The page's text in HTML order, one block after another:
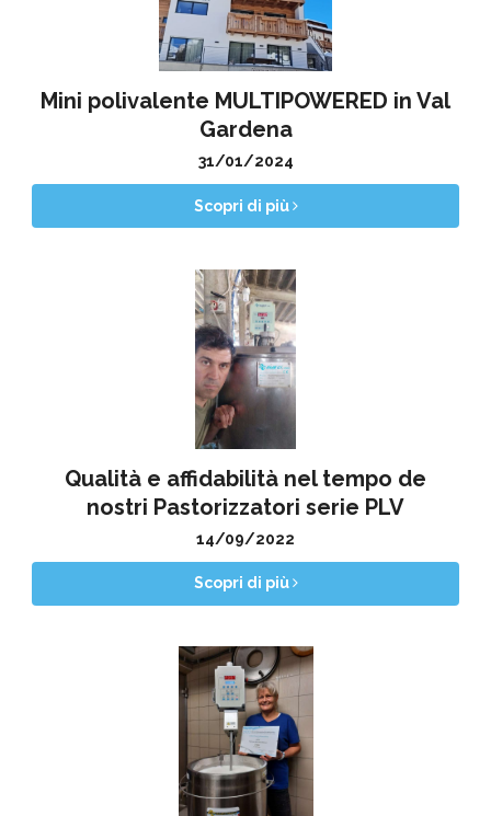
Mini polivalente MULTIPOWERED in Val
Gardena
31/01/2024
Scopri di più
Qualità e affidabilità nel tempo de
nostri Pastorizzatori serie PLV
14/09/2022
Scopri di più